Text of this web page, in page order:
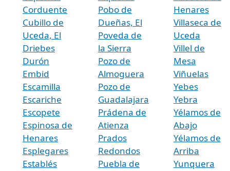
Corduente
Cubillo de
Uceda, El
Driebes
Durón
Embid
Escamilla
Escariche
Escopete
Espinosa de
Henares
Esplegares
Establés
Pobo de
Dueñas, El
Poveda de
la Sierra
Pozo de
Almoguera
Pozo de
Guadalajara
Prádena de
Atienza
Prados
Redondos
Puebla de
Henares
Villaseca de
Uceda
Villel de
Mesa
Viñuelas
Yebes
Yebra
Yélamos de
Abajo
Yélamos de
Arriba
Yunquera